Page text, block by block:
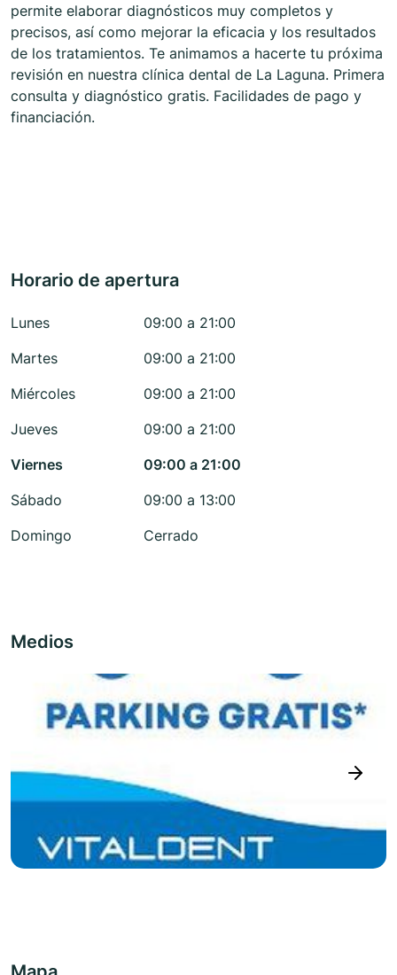
permite elaborar diagnósticos muy completos y
precisos, así como mejorar la eficacia y los resultados
de los tratamientos. Te animamos a hacerte tu próxima
revisión en nuestra clínica dental de La Laguna. Primera
consulta y diagnóstico gratis. Facilidades de pago y
financiación.
Horario de apertura
Lunes
09:00 a 21:00
Martes
09:00 a 21:00
Miércoles
09:00 a 21:00
Jueves
09:00 a 21:00
Viernes
09:00 a 21:00
Sábado
09:00 a 13:00
Domingo
Cerrado
Medios
next